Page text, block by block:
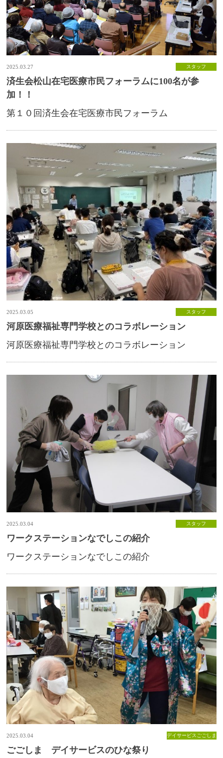
2025.03.27 スタッフ
済生会松山在宅医療市民フォーラムに100名が参
加！！
第１０回済生会在宅医療市民フォーラム
2025.03.05 スタッフ
河原医療福祉専門学校とのコラボレーション
河原医療福祉専門学校とのコラボレーション
2025.03.04 スタッフ
ワークステーションなでしこの紹介
ワークステーションなでしこの紹介
2025.03.04 デイサービスごごしま
ごごしま デイサービスのひな祭り